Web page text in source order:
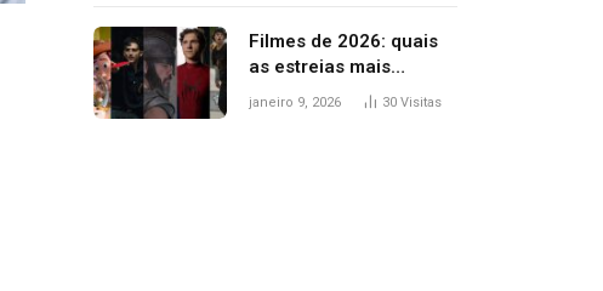
Filmes de 2026: quais
as estreias mais
aguardadas do ano?
janeiro 9, 2026 30 Visitas